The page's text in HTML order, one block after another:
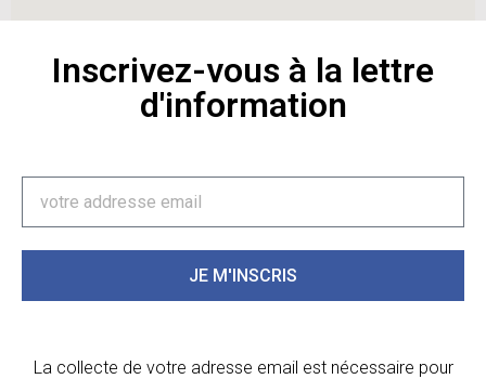
Inscrivez-vous à la lettre
d'information
JE M'INSCRIS
La collecte de votre adresse email est nécessaire pour